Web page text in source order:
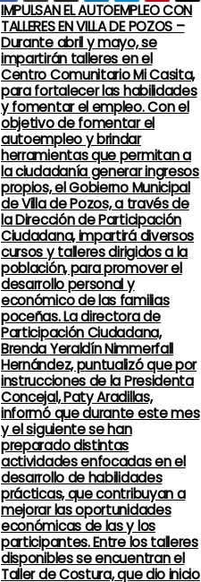
IMPULSAN EL AUTOEMPLEO CON
TALLERES EN VILLA DE POZOS –
Durante abril y mayo, se
impartirán talleres en el
Centro Comunitario Mi Casita,
para fortalecer las habilidades
y fomentar el empleo. Con el
objetivo de fomentar el
autoempleo y brindar
herramientas que permitan a
la ciudadanía generar ingresos
propios, el Gobierno Municipal
de Villa de Pozos, a través de
la Dirección de Participación
Ciudadana, impartirá diversos
cursos y talleres dirigidos a la
población, para promover el
desarrollo personal y
económico de las familias
poceñas. La directora de
Participación Ciudadana,
Brenda Yeraldín Nimmerfall
Hernández, puntualizó que por
instrucciones de la Presidenta
Concejal, Paty Aradillas,
informó que durante este mes
y el siguiente se han
preparado distintas
actividades enfocadas en el
desarrollo de habilidades
prácticas, que contribuyan a
mejorar las oportunidades
económicas de las y los
participantes. Entre los talleres
disponibles se encuentran el
Taller de Costura, que dio inicio